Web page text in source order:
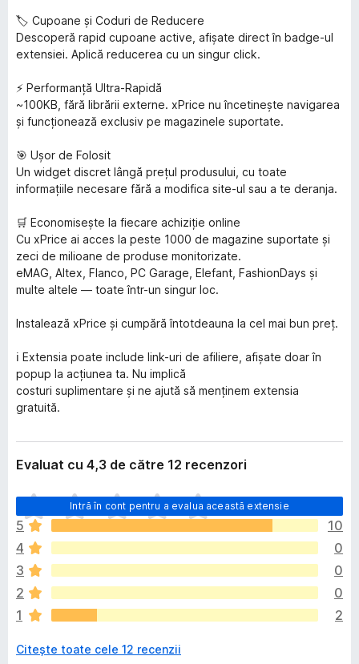
🏷️ Cupoane și Coduri de Reducere
Descoperă rapid cupoane active, afișate direct în badge-ul
extensiei. Aplică reducerea cu un singur click.
⚡ Performanță Ultra-Rapidă
~100KB, fără librării externe. xPrice nu încetinește navigarea
și funcționează exclusiv pe magazinele suportate.
🎯 Ușor de Folosit
Un widget discret lângă prețul produsului, cu toate
informațiile necesare fără a modifica site-ul sau a te deranja.
🛒 Economisește la fiecare achiziție online
Cu xPrice ai acces la peste 1000 de magazine suportate și
zeci de milioane de produse monitorizate.
eMAG, Altex, Flanco, PC Garage, Elefant, FashionDays și
multe altele — toate într-un singur loc.
Instalează xPrice și cumpără întotdeauna la cel mai bun preț.
ℹ️ Extensia poate include link-uri de afiliere, afișate doar în
popup la acțiunea ta. Nu implică
costuri suplimentare și ne ajută să menținem extensia
gratuită.
Evaluat cu 4,3 de către 12 recenzori
Intră în cont pentru a evalua această extensie
N
u
e
x
i
s
t
ă
n
5
10
4
0
3
0
2
0
1
2
Citește toate cele 12 recenzii